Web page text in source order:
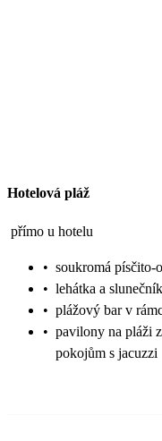
Hotelová pláž
přímo u hotelu
• soukromá písčito-
• lehátka a
• plážový bar v
• pavilony na pláži
pokojům s jacuzzi